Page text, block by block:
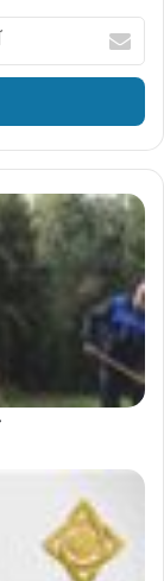
آدرس
ایمیل
خود
وارد
کنید
آگهی
شرکت
داروسازی
نیاک
فابری
محصولات